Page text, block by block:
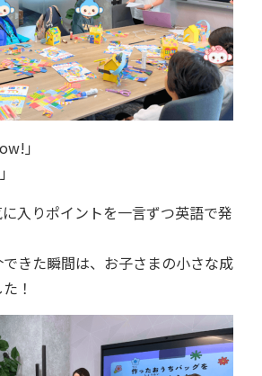
」
入りポイントを一言ずつ英語で発
きた瞬間は、お子さまの小さな成
！